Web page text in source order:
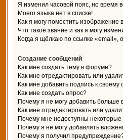
Я изменил часовой пояс, но время
Моего языка нет в списке!
Как я могу поместить изображение
Что такое звание и как я могу
Когда я щёлкаю по ссылке
Создание сообщений
Как мне создать тему в форуме?
Как мне отредактировать или
Как мне добавить подпись к
Как мне создать опрос?
Почему я не могу добавить больше
Как мне отредактировать или
Почему мне недоступны
Почему я не могу добавлять
Почему я получил